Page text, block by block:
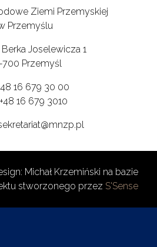
Ziemi Przemyskiej
Przemyślu
Berka Joselewicza 1
700 Przemyśl
16 679 30 00
16 679 3010
Michał Krzemiński na bazie
stworzonego przez S'Sense